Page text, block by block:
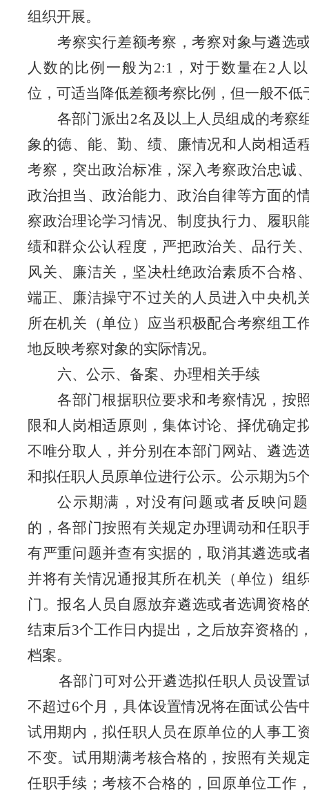
组织开展。
考察实行差额考察，考察对象与遴选
人数的比例一般为 2:1 ，对于数量在2 人
位，可适当降低差额考察比例，但一般不低
各部门派出2名及以上人员组成的考察
象的德、能、勤、绩、廉情况和人岗相适
考察，突出政治标准，深入考察政治忠诚
政治担当、政治能力、政治自律等方面的
察政治理论学习情况、制度执行力、履职
绩和群众公认程度 ， 严把政治关、品行关
风关、廉洁关， 坚决杜绝政治素质不合格
端正、廉洁操守不过关的人员进入中央机
所在机关（单位）应当积极配合考察组工
地反映考察对象的实际情况。
六、公示、备案、办理相关手续
各部门根据职位要求和考察情况，按
限和人岗相适原则，集体讨论、择优确定
不唯分取人，并分别在本部门网站、遴选
和拟任职人员原单位进行公示。公示期为5
公示期满，对没有问题或者反映问
的，各部门按照有关规定办理调动和任职
有严重问题并查有实据的，取消其遴选或
并将有关情况通报其所在机关（单位）组
门 。报名人员 自愿放弃遴选或者选调资格
结束后3个工作日内提出，之后放弃资格的
档案。
各部门可对公开遴选拟任职人员设置
不超过6个月，具体设置情况将在面试公告
试用期内，拟任职人员在原单位的人事工
不变。试用期满考核合格的，按照有关规
任职手续；考核不合格的，回原单位工作